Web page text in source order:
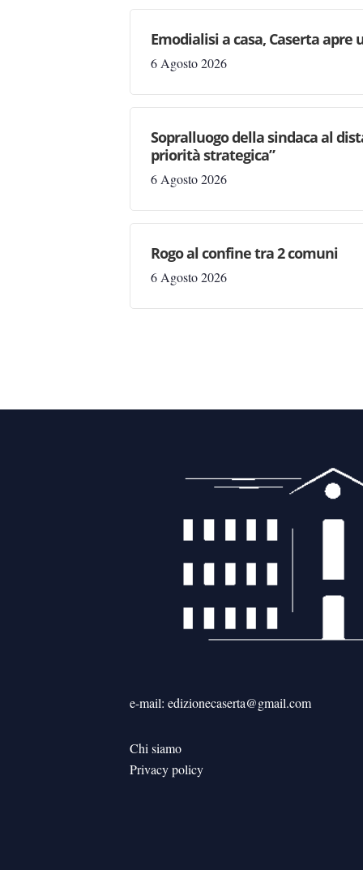
Emodialisi a casa, Caserta apre
6 Agosto 2026
Sopralluogo della sindaca al
priorità strategica”
6 Agosto 2026
Rogo al confine tra 2 comuni
6 Agosto 2026
e-mail: edizionecaserta@gmail.com
Chi siamo
Privacy policy